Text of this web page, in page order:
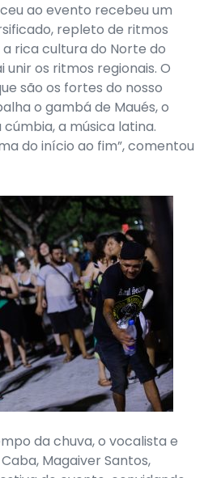
ao evento recebeu um
repleto de ritmos
rica cultura do Norte do
unir os ritmos regionais. O
são os fortes do nosso
o gambá de Maués, o
a música latina.
do início ao fim”, comentou
da chuva, o vocalista e
Magaiver Santos,